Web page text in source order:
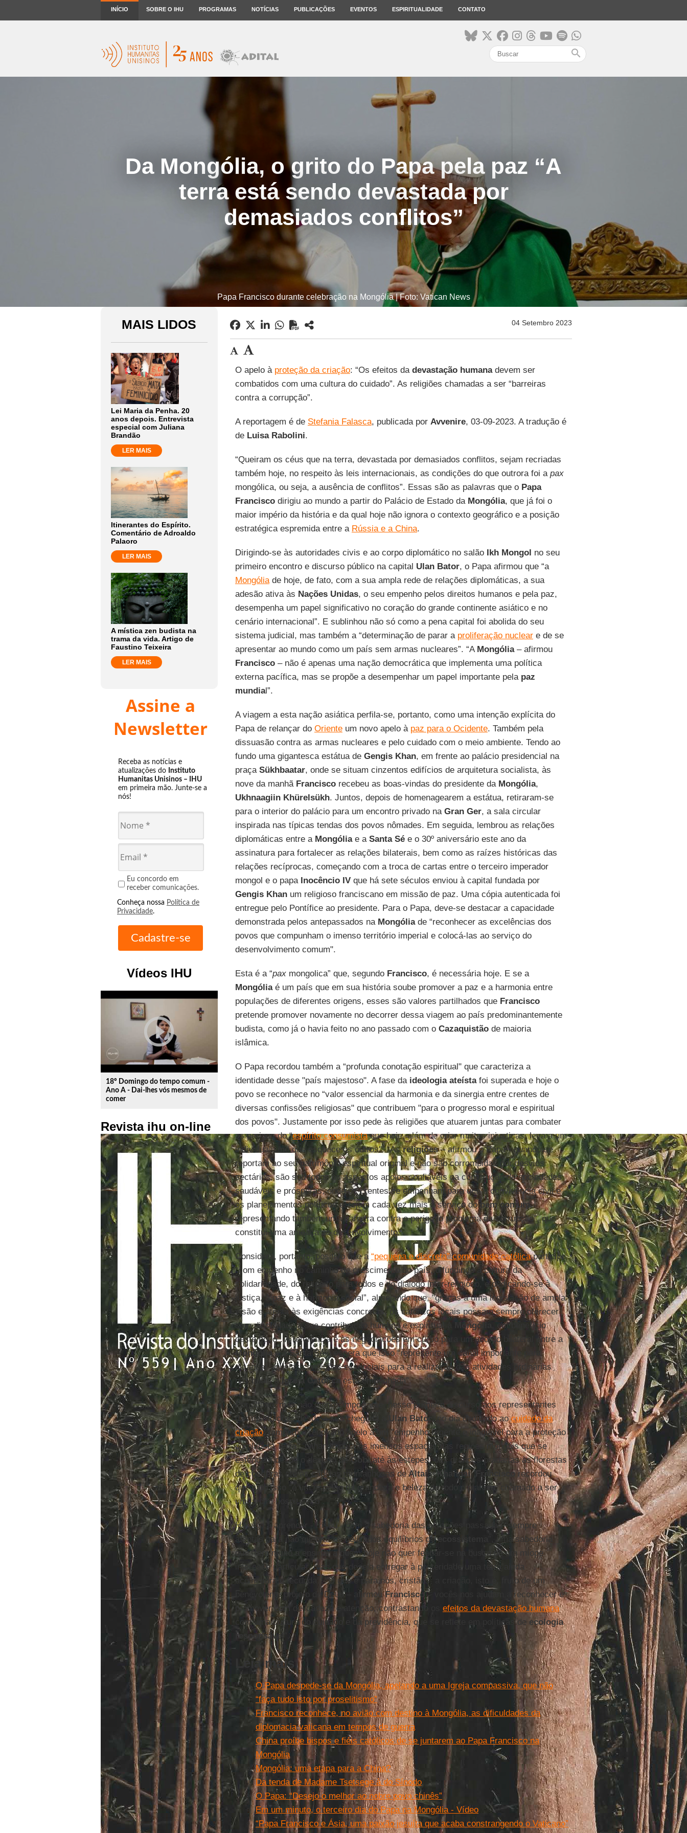
INÍCIO SOBRE O IHU PROGRAMAS NOTÍCIAS PUBLICAÇÕES EVENTOS ESPIRITUALIDADE CONTATO
search
Da Mongólia, o grito do Papa pela paz “A
terra está sendo devastada por
demasiados conflitos”
Papa Francisco durante celebração na Mongólia | Foto: Vatican News
MAIS LIDOS
Lei Maria da Penha. 20
anos depois. Entrevista
especial com Juliana
Brandão
LER MAIS
Itinerantes do Espírito.
Comentário de Adroaldo
Palaoro
LER MAIS
A mística zen budista na
trama da vida. Artigo de
Faustino Teixeira
LER MAIS
Assine a
Newsletter
Receba as notícias e
atualizações do Instituto
Humanitas Unisinos – IHU
em primeira mão. Junte-se a
nós!
Eu concordo em
receber comunicações.
Conheça nossa Política de
Privacidade.
Vídeos IHU
play_circle_outline
18º Domingo do tempo comum -
Ano A - Dai-lhes vós mesmos de
comer
Revista ihu on-line
04 Setembro 2023
O apelo à proteção da criação: “Os efeitos da devastação humanadevem ser
combatidos com uma cultura do cuidado”. As religiões chamadas a ser “barreiras
contra a corrupção”.
A reportagem é de Stefania Falasca, publicada por Avvenire, 03-09-2023. A tradução é
de Luisa Rabolini.
“Queiram os céus que na terra, devastada por demasiados conflitos, sejam recriadas
também hoje, no respeito às leis internacionais, as condições do que outrora foi a pax
mongólica, ou seja, a ausência de conflitos”. Essas são as palavras que o Papa
Franciscodirigiu ao mundo a partir do Palácio de Estado da Mongólia, que já foi o
maior império da história e da qual hoje não ignora o contexto geográfico e a posição
estratégica espremida entre a Rússia e a China.
Dirigindo-se às autoridades civis e ao corpo diplomático no salão Ikh Mongol no seu
primeiro encontro e discurso público na capital Ulan Bator, o Papa afirmou que “a
Mongóliade hoje, de fato, com a sua ampla rede de relações diplomáticas, a sua
adesão ativa às Nações Unidas, o seu empenho pelos direitos humanos e pela paz,
desempenha um papel significativo no coração do grande continente asiático e no
cenário internacional”. E sublinhou não só como a pena capital foi abolida do seu
sistema judicial, mas também a “determinação de parar a proliferação nucleare de se
apresentar ao mundo como um país sem armas nucleares”. “A Mongólia– afirmou
Francisco– não é apenas uma nação democrática que implementa uma política
externa pacífica, mas se propõe a desempenhar um papel importante pela paz
mundial”.
A viagem a esta nação asiática perfila-se, portanto, como uma intenção explícita do
Papa de relançar do Orienteum novo apelo à paz para o Ocidente. Também pela
dissuasão contra as armas nucleares e pelo cuidado com o meio ambiente. Tendo ao
fundo uma gigantesca estátua de Gengis Khan, em frente ao palácio presidencial na
praça Sükhbaatar, onde se situam cinzentos edifícios de arquitetura socialista, às
nove da manhã Franciscorecebeu as boas-vindas do presidente da Mongólia,
Ukhnaagiin Khürelsükh. Juntos, depois de homenagearem a estátua, retiraram-se
para o interior do palácio para um encontro privado na Gran Ger, a sala circular
inspirada nas típicas tendas dos povos nômades. Em seguida, lembrou as relações
diplomáticas entre a Mongóliae a Santa Sée o 30º aniversário este ano da
assinatura para fortalecer as relações bilaterais, bem como as raízes históricas das
relações recíprocas, começando com a troca de cartas entre o terceiro imperador
mongol e o papa Inocêncio IVque há sete séculos enviou à capital fundada por
Gengis Khanum religioso franciscano em missão de paz. Uma cópia autenticada foi
entregue pelo Pontífice ao presidente. Para o Papa, deve-se destacar a capacidade
demonstrada pelos antepassados na Mongóliade “reconhecer as excelências dos
povos que compunham o imenso território imperial e colocá-las ao serviço do
desenvolvimento comum".
Esta é a “paxmongolica” que, segundo Francisco, é necessária hoje. E se a
Mongóliaé um país que em sua história soube promover a paz e a harmonia entre
populações de diferentes origens, esses são valores partilhados que Francisco
pretende promover novamente no decorrer dessa viagem ao país predominantemente
budista, como já o havia feito no ano passado com o Cazaquistãode maioria
islâmica.
O Papa recordou também a “profunda conotação espiritual" que caracteriza a
identidade desse "país majestoso". A fase daideologia ateístafoi superada e hoje o
povo se reconhece no “valor essencial da harmonia e da sinergia entre crentes de
diversas confissões religiosas" que contribuem "para o progresso moral e espiritual
dos povos". Justamente por isso pede às religiões que atuarem juntas para combater
os perigos do “espírito consumistaque hoje, além de criar muitas injustiças, leva a um
individualismo que esquece os outros". “Asreligiões– afirmou o Papa - quando se
reportam ao seu patrimônio espiritual original e não são corrompidas por desvios
sectários, são sob todos os aspectos apoios confiáveis na construção de sociedades
saudáveis e prósperas, onde os crentes se empenham para que a convivência civil e
os planejamentos políticos estejam cada vez mais a serviço dobem comum,
representando também uma barreira contra o perigoso problema da corrupção", que
constitui uma ameaça ao desenvolvimento.
Considera, portanto, positivo que a “pequena e discreta” comunidade católicaparticipe
“com empenho no caminho de crescimento do país, difundindo a cultura da
solidariedade, do respeito para todos e do diálogo inter-religioso, e dedicando-se à
justiça, à paz e à harmonia social”, almejando que, "graças a uma legislação de ampla
visão e atenta às exigências concretas, os católicos locais possam sempre oferecer
sem dificuldade a sua contribuição humana e espiritual à
Mongólia
, em benefício
deste povo". A referência é às negociações em curso para um acordo bilateral entre a
Mongóliae a Santa Sé e espera que isso “represente um canal importante para
alcançar aquelas condições essenciais para a realização das atividades ordinárias
nas quais aIgreja Católicaestá empenhada”.
Por último, mas não menos importante, nesse primeiro discurso aos representantes
das instituições desde a sua chegada a
Ulan Bator , no dia dedicado aocuidado da
criação, também o renovado apelo a um "empenho urgente e inadiável para a proteção
do planeta Terra". Olhando para os imensos espaços das regiões mongóis que se
estendem desde o deserto deGobiaté às estepes, das grandes pradarias às florestas
de coníferas até às cadeias montanhosas deAltaieKhangai,Franciscorecordou
que tudo isso “é um espelho da grandeza e beleza de todo o planeta, chamado a ser
um jardim hospitaleiro".
Há algo a aprender - frisou - com a sabedoria das gerações passadas “sempre
atentas para não quebrar os delicados equilíbrios doecossistema
”, uma sabedoria
que “tem muito a ensinar a quem hoje não quer fechar-se na busca de um míope
interesse particular, mas que deseja entregar à posteridade uma terra ainda
acolhedora e fecunda”. “O que é para nós, cristãos, a criação, isto é, fruto de um
benevolente projeto de Deus – afirmouFrancisco– vocês nos ajudam a reconhecer e
promover com delicadeza e atenção, contrastando os efeitos da devastação humana
com uma cultura do cuidado e da previdência, que se reflete em políticas de ecologia
responsável
Leia mais
O Papa despede-se da Mongólia, apelando a uma Igreja compassiva, que não
“faça tudo isto por proselitismo”
Francisco reconhece, no avião com destino à Mongólia, as dificuldades da
diplomacia vaticana em tempos de guerra
China proíbe bispos e fiéis católicos de se juntarem ao Papa Francisco na
Mongólia
Mongólia: uma etapa para a China?
Da tenda de Madame Tsetsege à do Sínodo
O Papa: “Desejo o melhor ao nobre povo chinês”
Em um minuto, o terceiro dia do Papa na Mongólia - Vídeo
“Papa Francisco e Ásia, uma paixão jesuíta que acaba constrangendo o Vaticano”